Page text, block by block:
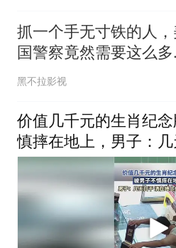
抓一个手无寸铁的人，
国警察竟然需要这么多
援
黑不拉影视
价值几千元的生肖纪
慎摔在地上，男子：